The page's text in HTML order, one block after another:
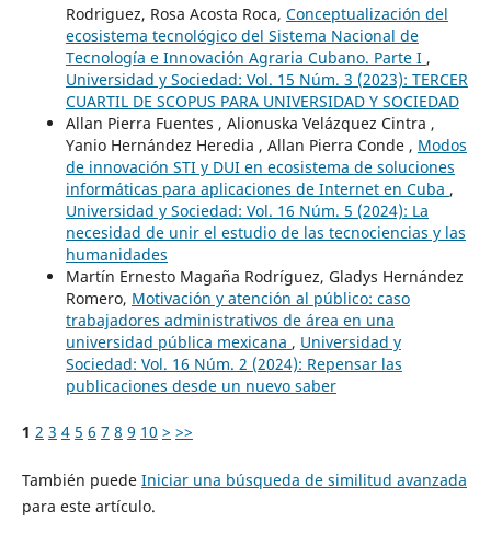
Rodriguez, Rosa Acosta Roca, Conceptualización del
ecosistema tecnológico del Sistema Nacional de
Tecnología e Innovación Agraria Cubano. Parte I ,
Universidad y Sociedad: Vol. 15 Núm. 3 (2023): TERCER
CUARTIL DE SCOPUS PARA UNIVERSIDAD Y SOCIEDAD
Allan Pierra Fuentes , Alionuska Velázquez Cintra ,
Yanio Hernández Heredia , Allan Pierra Conde , Modos
de innovación STI y DUI en ecosistema de soluciones
informáticas para aplicaciones de Internet en Cuba ,
Universidad y Sociedad: Vol. 16 Núm. 5 (2024): La
necesidad de unir el estudio de las tecnociencias y las
humanidades
Martín Ernesto Magaña Rodríguez, Gladys Hernández
Romero, Motivación y atención al público: caso
trabajadores administrativos de área en una
universidad pública mexicana , Universidad y
Sociedad: Vol. 16 Núm. 2 (2024): Repensar las
publicaciones desde un nuevo saber
1 2 3 4 5 6 7 8 9 10 > >>
También puede Iniciar una búsqueda de similitud avanzada
para este artículo.